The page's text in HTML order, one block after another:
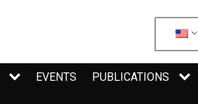
EVENTS PUBLICATIONS